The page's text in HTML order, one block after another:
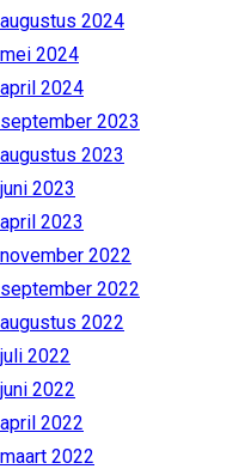
augustus 2024
mei 2024
april 2024
september 2023
augustus 2023
juni 2023
april 2023
november 2022
september 2022
augustus 2022
juli 2022
juni 2022
april 2022
maart 2022